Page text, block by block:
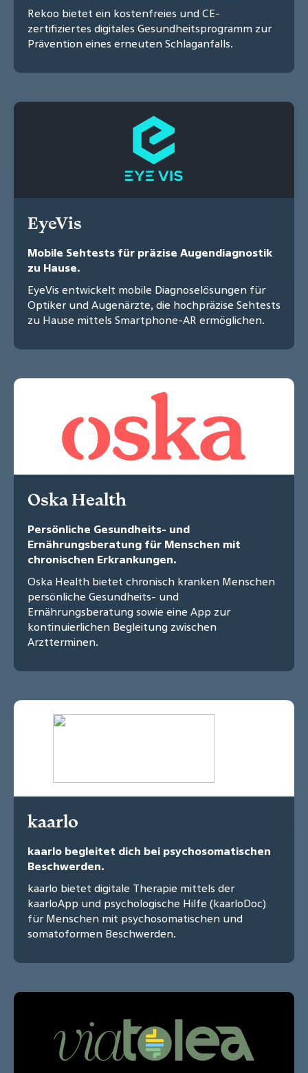
Rekoo bietet ein kostenfreies und CE-
zertifiziertes digitales Gesundheitsprogramm zur
Prävention eines erneuten Schlaganfalls.
EyeVis
Mobile Sehtests für präzise Augendiagnostik
zu Hause.
EyeVis entwickelt mobile Diagnoselösungen für
Optiker und Augenärzte, die hochpräzise Sehtests
zu Hause mittels Smartphone-AR ermöglichen.
Oska Health
Persönliche Gesundheits- und
Ernährungsberatung für Menschen mit
chronischen Erkrankungen.
Oska Health bietet chronisch kranken Menschen
persönliche Gesundheits- und
Ernährungsberatung sowie eine App zur
kontinuierlichen Begleitung zwischen
Arztterminen.
kaarlo
kaarlo begleitet dich bei psychosomatischen
Beschwerden.
kaarlo bietet digitale Therapie mittels der
kaarloApp und psychologische Hilfe (kaarloDoc)
für Menschen mit psychosomatischen und
somatoformen Beschwerden.